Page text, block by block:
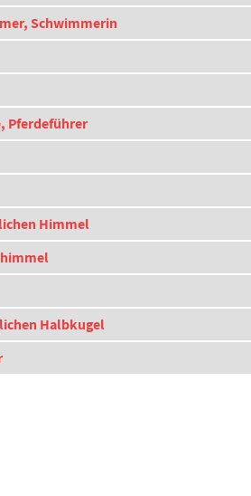
Schwimmerin
Pferdeführer
Himmel
Halbkugel